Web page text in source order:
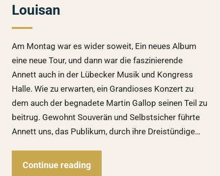
Louisan
Am Montag war es wider soweit, Ein neues Album
eine neue Tour, und dann war die faszinierende
Annett auch in der Lübecker Musik und Kongress
Halle. Wie zu erwarten, ein Grandioses Konzert zu
dem auch der begnadete Martin Gallop seinen Teil zu
beitrug. Gewohnt Souverän und Selbstsicher führte
Annett uns, das Publikum, durch ihre Dreistündige…
Continue reading